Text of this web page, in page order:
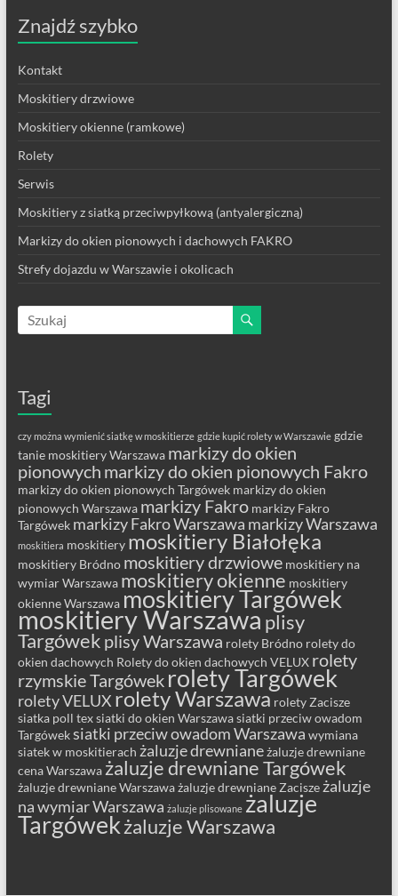
Znajdź szybko
Kontakt
Moskitiery drzwiowe
Moskitiery okienne (ramkowe)
Rolety
Serwis
Moskitiery z siatką przeciwpyłkową (antyalergiczną)
Markizy do okien pionowych i dachowych FAKRO
Strefy dojazdu w Warszawie i okolicach
Tagi
czy można wymienić siatkę w moskitierze gdzie kupić rolety w Warszawie gdzie
tanie moskitiery Warszawa markizy do okien
pionowych markizy do okien pionowych Fakro
markizy do okien pionowych Targówek markizy do okien
pionowych Warszawa markizy Fakro markizy Fakro
Targówek markizy Fakro Warszawa markizy Warszawa
moskitiera moskitiery moskitiery Białołęka
moskitiery Bródno moskitiery drzwiowe moskitiery na
wymiar Warszawa moskitiery okienne moskitiery
okienne Warszawa moskitiery Targówek
moskitiery Warszawa plisy
Targówek plisy Warszawa rolety Bródno rolety do
okien dachowych Rolety do okien dachowych VELUX rolety
rzymskie Targówek rolety Targówek
rolety VELUX rolety Warszawa rolety Zacisze
siatka poll texsiatki do okien Warszawasiatki przeciw owadom
Targóweksiatki przeciw owadom Warszawa wymiana
siatek w moskitierach żaluzje drewnianeżaluzje drewniane
cena Warszawa żaluzje drewniane Targówek
żaluzje drewniane Warszaważaluzje drewniane Zacisze żaluzje
na wymiar Warszawa żaluzje plisowane żaluzje
Targówekżaluzje Warszawa